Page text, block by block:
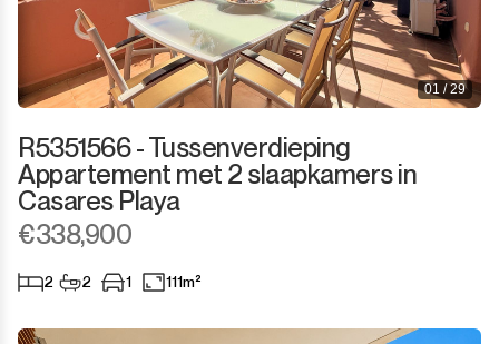
Sotogrande Costa
Sotogrande Marina
Torreguadiaro
Valle Romano
Castellar de la Frontera
01 / 29
R5351566 - Tussenverdieping
Appartement met 2 slaapkamers in
Casares Playa
€338,900
2 2 1 111m²